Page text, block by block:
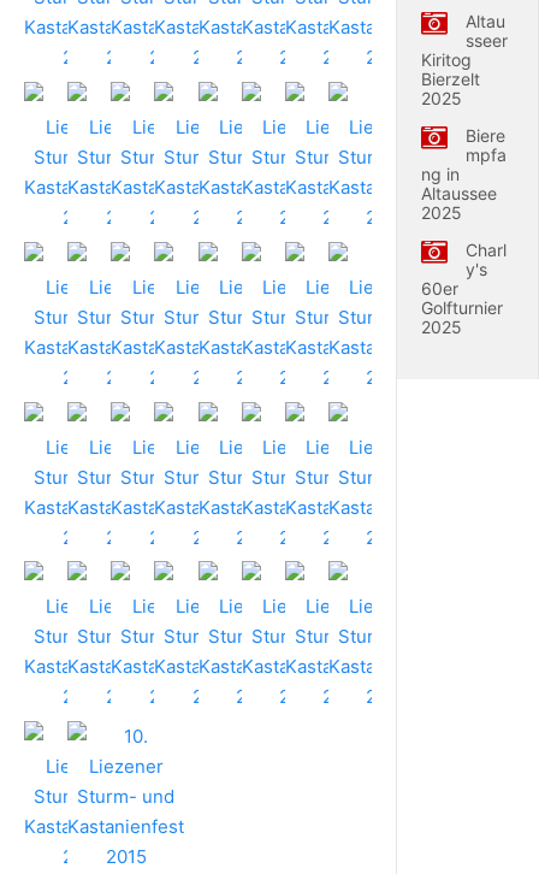
Altau
sseer
Kiritog
Bierzelt
2025
Biere
mpfa
ng in
Altaussee
2025
Charl
y's
60er
Golfturnier
2025